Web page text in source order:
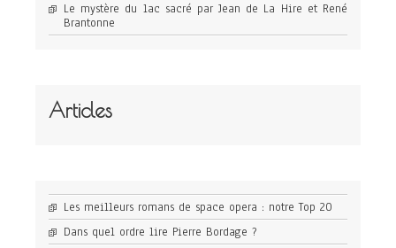
Le mystère du lac sacré par Jean de La Hire et René
Brantonne
Articles
Les meilleurs romans de space opera : notre Top 20
Dans quel ordre lire Pierre Bordage ?